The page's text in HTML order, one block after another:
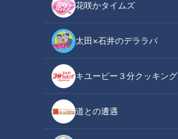
花咲かタイムズ
太田×石井のデララバ
キユーピー３分クッキング
道との遭遇
ドキュメンタリー
ピエロと呼ばれた息子